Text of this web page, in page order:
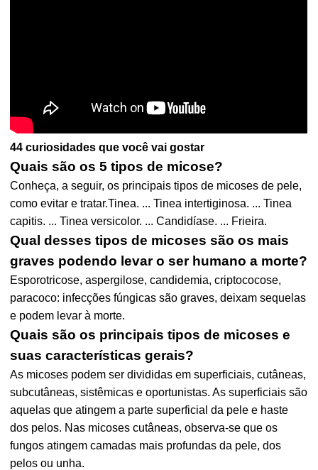
44 curiosidades que você vai gostar
Quais são os 5 tipos de micose?
Conheça, a seguir, os principais tipos de micoses de pele,
como evitar e tratar.Tinea. ... Tinea intertiginosa. ... Tinea
capitis. ... Tinea versicolor. ... Candidíase. ... Frieira.
Qual desses tipos de micoses são os mais
graves podendo levar o ser humano a morte?
Esporotricose, aspergilose, candidemia, criptococose,
paracoco: infecções fúngicas são graves, deixam sequelas
e podem levar à morte.
Quais são os principais tipos de micoses e
suas características gerais?
As micoses podem ser divididas em superficiais, cutâneas,
subcutâneas, sistêmicas e oportunistas. As superficiais são
aquelas que atingem a parte superficial da pele e haste
dos pelos. Nas micoses cutâneas, observa-se que os
fungos atingem camadas mais profundas da pele, dos
pelos ou unha.